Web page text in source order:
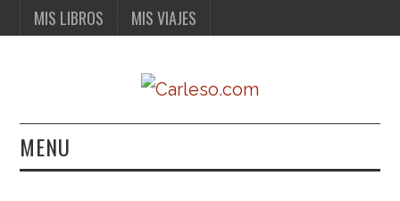
MIS LIBROS MIS VIAJES
MENU